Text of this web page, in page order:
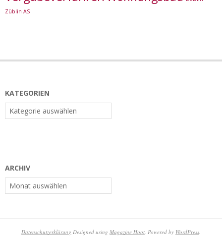
Züblin AS
KATEGORIEN
Kategorien
ARCHIV
Archiv
Datenschutzerklärung Designed using Magazine Hoot . Powered by WordPress